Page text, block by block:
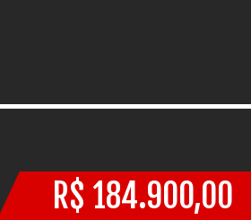
R$ 184.900,00